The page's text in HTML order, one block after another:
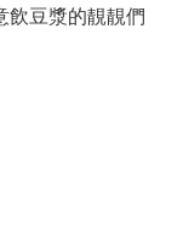
飲豆漿的靚靚們